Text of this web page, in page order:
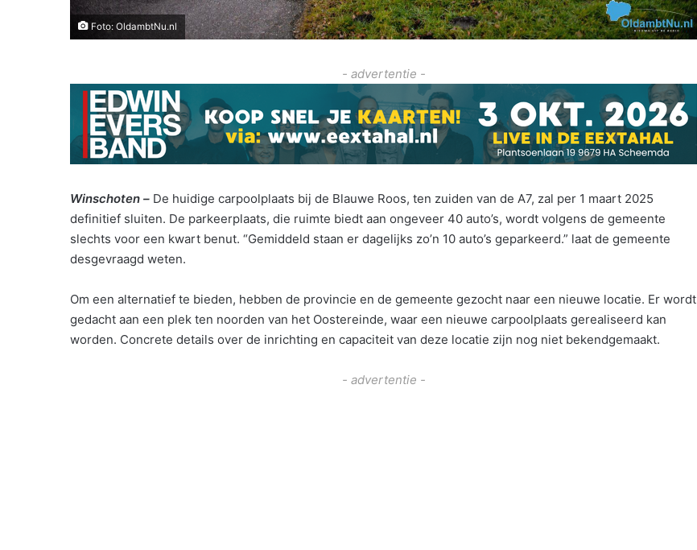
Foto: OldambtNu.nl
- advertentie -
Winschoten – De huidige carpoolplaats bij de Blauwe Roos, ten zuiden van de A7, zal per 1 maart 2025
definitief sluiten. De parkeerplaats, die ruimte biedt aan ongeveer 40 auto’s, wordt volgens de gemeente
slechts voor een kwart benut. “Gemiddeld staan er dagelijks zo’n 10 auto’s geparkeerd.” laat de gemeente
desgevraagd weten.
Om een alternatief te bieden, hebben de provincie en de gemeente gezocht naar een nieuwe locatie. Er wordt
gedacht aan een plek ten noorden van het Oostereinde, waar een nieuwe carpoolplaats gerealiseerd kan
worden. Concrete details over de inrichting en capaciteit van deze locatie zijn nog niet bekendgemaakt.
- advertentie -